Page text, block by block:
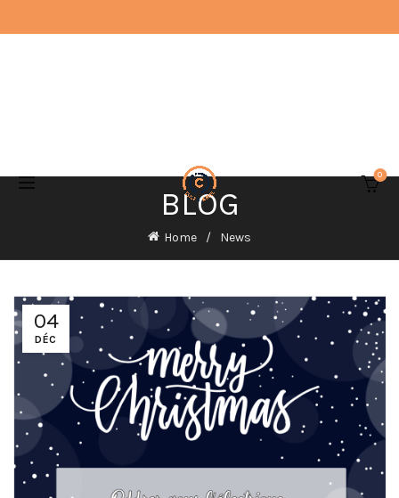
0
BLOG
Home News
04
DÉC